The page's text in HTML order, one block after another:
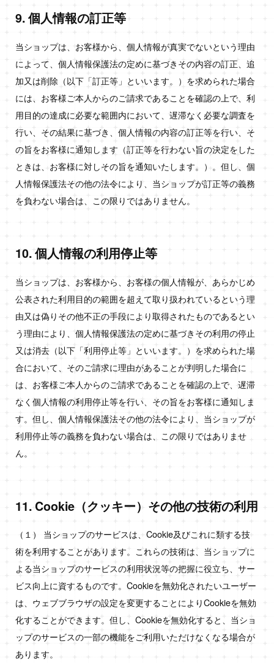
9. 個人情報の訂正等
当ショップは、お客様から、個人情報が真実でないという理由
によって、個人情報保護法の定めに基づきその内容の訂正、追
加又は削除（以下「訂正等」といいます。）を求められた場合
には、お客様ご本人からのご請求であることを確認の上で、利
用目的の達成に必要な範囲内において、遅滞なく必要な調査を
行い、その結果に基づき、個人情報の内容の訂正等を行い、そ
の旨をお客様に通知します（訂正等を行わない旨の決定をした
ときは、お客様に対しその旨を通知いたします。）。但し、個
人情報保護法その他の法令により、当ショップが訂正等の義務
を負わない場合は、この限りではありません。
10. 個人情報の利用停止等
当ショップは、お客様から、お客様の個人情報が、あらかじめ
公表された利用目的の範囲を超えて取り扱われているという理
由又は偽りその他不正の手段により取得されたものであるとい
う理由により、個人情報保護法の定めに基づきその利用の停止
又は消去（以下「利用停止等」といいます。）を求められた場
合において、そのご請求に理由があることが判明した場合に
は、お客様ご本人からのご請求であることを確認の上で、遅滞
なく個人情報の利用停止等を行い、その旨をお客様に通知しま
す。但し、個人情報保護法その他の法令により、当ショップが
利用停止等の義務を負わない場合は、この限りではありませ
ん。
11. Cookie（クッキー）その他の技術の利用
（１） 当ショップのサービスは、Cookie及びこれに類する技
術を利用することがあります。これらの技術は、当ショップに
よる当ショップのサービスの利用状況等の把握に役立ち、サー
ビス向上に資するものです。Cookieを無効化されたいユーザー
は、ウェブブラウザの設定を変更することによりCookieを無効
化することができます。但し、Cookieを無効化すると、当ショ
ップのサービスの一部の機能をご利用いただけなくなる場合が
あります。